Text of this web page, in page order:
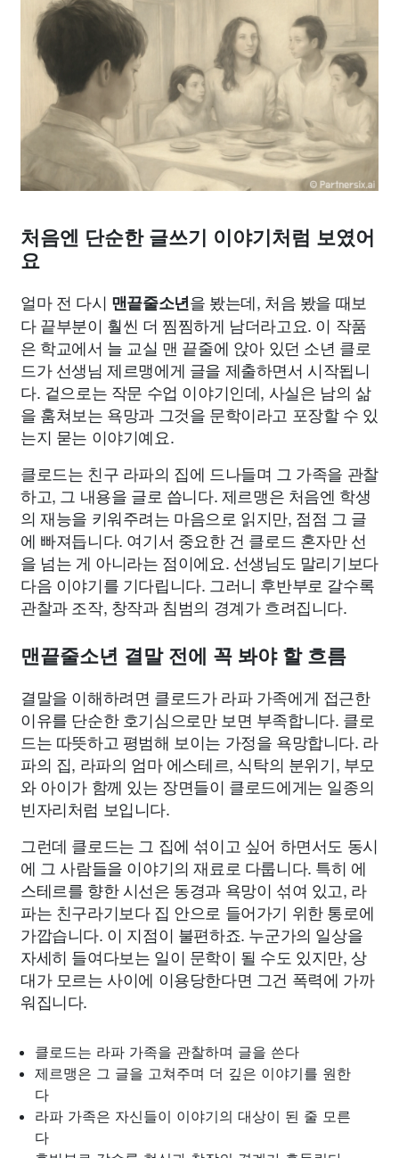
처음엔 단순한 글쓰기 이야기처럼 보였어
요
얼마 전 다시 맨끝줄소년을 봤는데, 처음 봤을 때보
다 끝부분이 훨씬 더 찜찜하게 남더라고요. 이 작품
은 학교에서 늘 교실 맨 끝줄에 앉아 있던 소년 클로
드가 선생님 제르맹에게 글을 제출하면서 시작됩니
다. 겉으로는 작문 수업 이야기인데, 사실은 남의 삶
을 훔쳐보는 욕망과 그것을 문학이라고 포장할 수 있
는지 묻는 이야기예요.
클로드는 친구 라파의 집에 드나들며 그 가족을 관찰
하고, 그 내용을 글로 씁니다. 제르맹은 처음엔 학생
의 재능을 키워주려는 마음으로 읽지만, 점점 그 글
에 빠져듭니다. 여기서 중요한 건 클로드 혼자만 선
을 넘는 게 아니라는 점이에요. 선생님도 말리기보다
다음 이야기를 기다립니다. 그러니 후반부로 갈수록
관찰과 조작, 창작과 침범의 경계가 흐려집니다.
맨끝줄소년 결말 전에 꼭 봐야 할 흐름
결말을 이해하려면 클로드가 라파 가족에게 접근한
이유를 단순한 호기심으로만 보면 부족합니다. 클로
드는 따뜻하고 평범해 보이는 가정을 욕망합니다. 라
파의 집, 라파의 엄마 에스테르, 식탁의 분위기, 부모
와 아이가 함께 있는 장면들이 클로드에게는 일종의
빈자리처럼 보입니다.
그런데 클로드는 그 집에 섞이고 싶어 하면서도 동시
에 그 사람들을 이야기의 재료로 다룹니다. 특히 에
스테르를 향한 시선은 동경과 욕망이 섞여 있고, 라
파는 친구라기보다 집 안으로 들어가기 위한 통로에
가깝습니다. 이 지점이 불편하죠. 누군가의 일상을
자세히 들여다보는 일이 문학이 될 수도 있지만, 상
대가 모르는 사이에 이용당한다면 그건 폭력에 가까
워집니다.
클로드는 라파 가족을 관찰하며 글을 쓴다
제르맹은 그 글을 고쳐주며 더 깊은 이야기를 원한
다
라파 가족은 자신들이 이야기의 대상이 된 줄 모른
다